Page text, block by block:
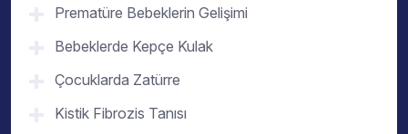
Prematüre Bebeklerin Gelişimi
Bebeklerde Kepçe Kulak
Çocuklarda Zatürre
Kistik Fibrozis Tanısı